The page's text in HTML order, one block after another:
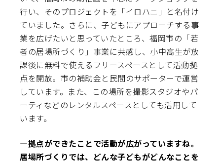
行い、そのプロジェクトを「イロハニ」と名付け
ていました。さらに、子どもにアプローチする事
業を広げたいと思っていたところ、福岡市の「若
者の居場所づくり」事業に共感し、小中高生が放
課後に無料で使えるフリースペースとして活動拠
点を開放。市の補助金と民間のサポーターで運営
しています。また、この場所を撮影スタジオやパ
ーティなどのレンタルスペースとしても活用して
います。
―拠点ができたことで活動が広がっていますね。
居場所づくりでは、どんな子どもがどんなことを